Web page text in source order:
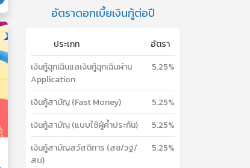
อัตราดอกเบี้ยเงินกู้ต่อปี
ประเภท
อัตรา
เงินกู้ฉุกเฉินแลเงินกู้ฉุกเฉินผ่าน
Application
5.25%
เงินกู้สามัญ (Fast Money)
5.25%
เงินกู้สามัญ (แบบใช้ผู้ค้ำประกัน)
5.25%
เงินกู้สามัญสวัสดิการ (สช/วฐ/
สบ)
5.25%